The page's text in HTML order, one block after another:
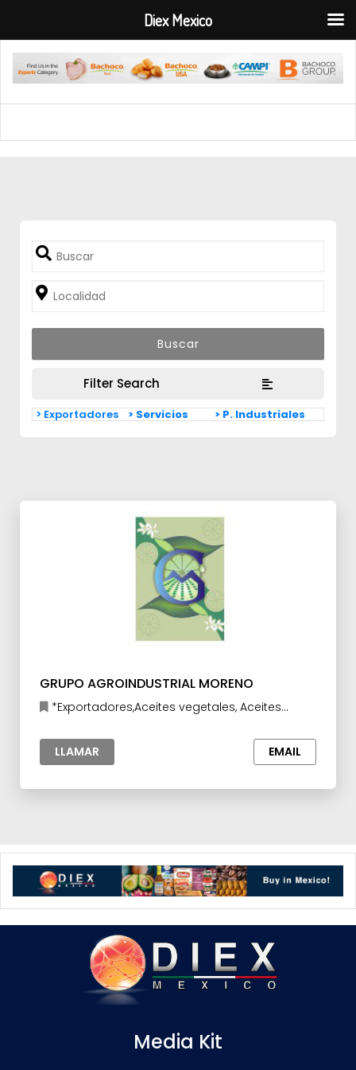
Filter Search
> Exportadores > Servicios > P. Industriales
GRUPO AGROINDUSTRIAL MORENO
*Exportadores,Aceites vegetales, Aceites
prima para la Industria
LLAMAR
EMAIL
Media Kit
Diex Mexico